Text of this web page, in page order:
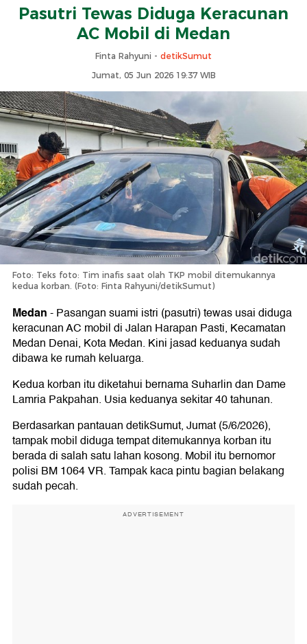
Pasutri Tewas Diduga Keracunan
AC Mobil di Medan
Finta Rahyuni - detikSumut
Jumat, 05 Jun 2026 19:37 WIB
Foto: Teks foto: Tim inafis saat olah TKP mobil ditemukannya
kedua korban. (Foto: Finta Rahyuni/detikSumut)
Medan-Pasangan suami istri (pasutri) tewas usai diduga
keracunan AC mobil di Jalan Harapan Pasti, Kecamatan
Medan Denai, Kota Medan. Kini jasad keduanya sudah
dibawa ke rumah keluarga.
Kedua korban itu diketahui bernama Suharlin dan Dame
Lamria Pakpahan. Usia keduanya sekitar 40 tahunan.
Berdasarkan pantauan detikSumut, Jumat (5/6/2026),
tampak mobil diduga tempat ditemukannya korban itu
berada di salah satu lahan kosong. Mobil itu bernomor
polisi BM 1064 VR. Tampak kaca pintu bagian belakang
sudah pecah.
ADVERTISEMENT